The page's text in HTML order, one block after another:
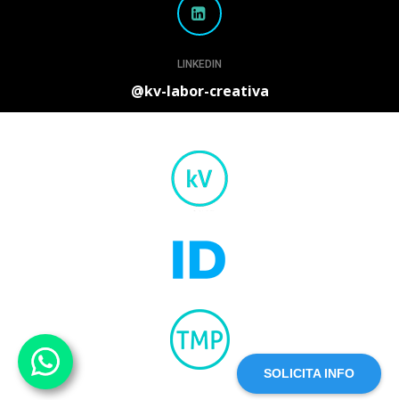
SOLICITA INFO
LINKEDIN
@kv-labor-creativa